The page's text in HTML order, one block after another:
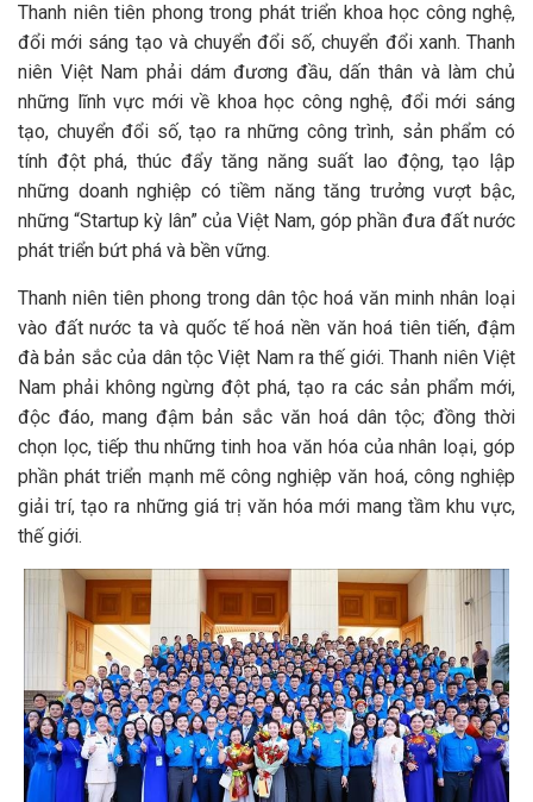
Thanh niên tiên phong trong phát triển khoa học công nghệ,
đổi mới sáng tạo và chuyển đổi số, chuyển đổi xanh. Thanh
niên Việt Nam phải dám đương đầu, dấn thân và làm chủ
những lĩnh vực mới về khoa học công nghệ, đổi mới sáng
tạo, chuyển đổi số, tạo ra những công trình, sản phẩm có
tính đột phá, thúc đẩy tăng năng suất lao động, tạo lập
những doanh nghiệp có tiềm năng tăng trưởng vượt bậc,
những “Startup kỳ lân” của Việt Nam, góp phần đưa đất nước
phát triển bứt phá và bền vững.
Thanh niên tiên phong trong dân tộc hoá văn minh nhân loại
vào đất nước ta và quốc tế hoá nền văn hoá tiên tiến, đậm
đà bản sắc của dân tộc Việt Nam ra thế giới. Thanh niên Việt
Nam phải không ngừng đột phá, tạo ra các sản phẩm mới,
độc đáo, mang đậm bản sắc văn hoá dân tộc; đồng thời
chọn lọc, tiếp thu những tinh hoa văn hóa của nhân loại, góp
phần phát triển mạnh mẽ công nghiệp văn hoá, công nghiệp
giải trí, tạo ra những giá trị văn hóa mới mang tầm khu vực,
thế giới.